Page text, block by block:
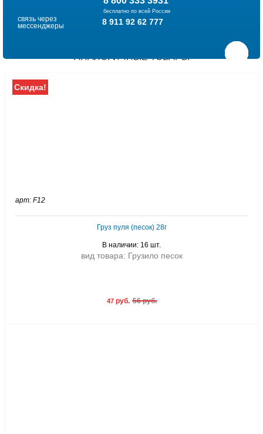
бесплатно по всей России
связь через
мессенджеры
8 911 92 62 777
АНАЛОГИЧНЫЕ ТОВАРЫ
Скидка!
арт: F12
Груз пуля (песок) 28г
В наличии: 16 шт.
вид товара: Грузило песок
47руб. 56 руб.